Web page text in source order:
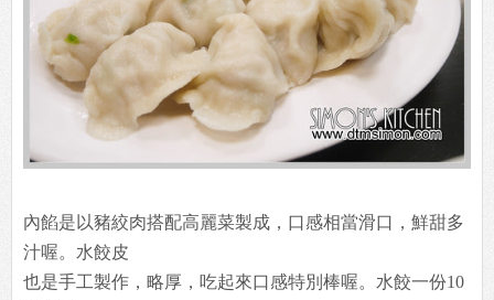
內餡是以豬絞肉搭配高麗菜製成，口感相當滑口，鮮甜多
汁喔。水餃皮
也是手工製作，略厚，吃起來口感特別棒喔。水餃一份10